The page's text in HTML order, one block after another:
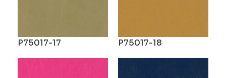
P75017-17 P75017-18